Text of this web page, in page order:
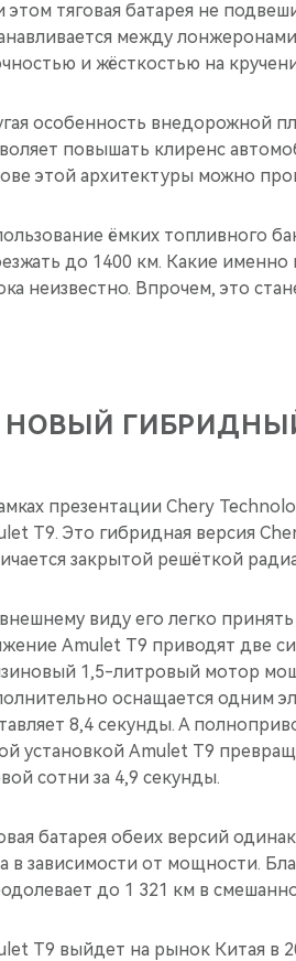
этом тяговая батарея не
между
и жёсткостью на
особенность внедорожной
повышать клиренс
этой архитектуры можно
ёмких топливного
до 1400 км. Какие
неизвестно. Впрочем, это
НОВЫЙ ГИБРИДНЫЙ
презентации Chery
T9. Это гибридная версия
закрытой решёткой
виду его легко
Amulet T9 приводят две
1,5-литровый мотор
оснащается одним
8,4 секунды. А
установкой Amulet T9
сотни за 4,9 секунды.
батарея обеих версий
в зависимости от мощности.
до 1 321 км в
T9 выйдет на рынок Китая в